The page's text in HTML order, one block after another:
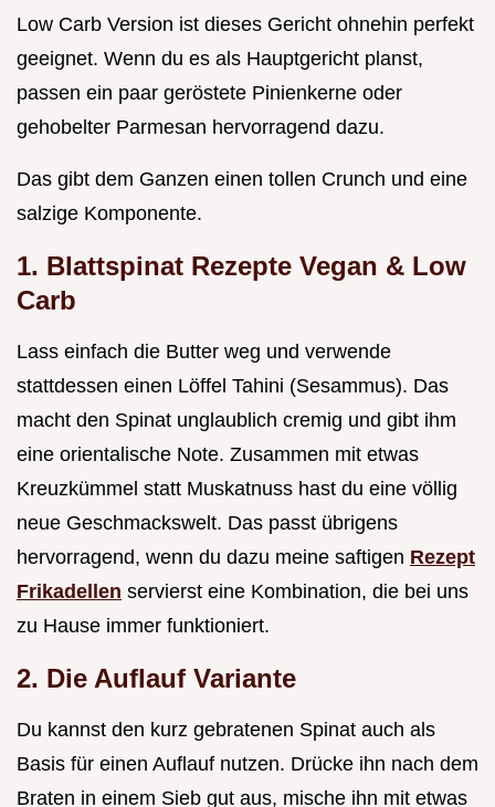
Low Carb Version ist dieses Gericht ohnehin perfekt
geeignet. Wenn du es als Hauptgericht planst,
passen ein paar geröstete Pinienkerne oder
gehobelter Parmesan hervorragend dazu.
Das gibt dem Ganzen einen tollen Crunch und eine
salzige Komponente.
1. Blattspinat Rezepte Vegan & Low
Carb
Lass einfach die Butter weg und verwende
stattdessen einen Löffel Tahini (Sesammus). Das
macht den Spinat unglaublich cremig und gibt ihm
eine orientalische Note. Zusammen mit etwas
Kreuzkümmel statt Muskatnuss hast du eine völlig
neue Geschmackswelt. Das passt übrigens
hervorragend, wenn du dazu meine saftigen Rezept
Frikadellen servierst eine Kombination, die bei uns
zu Hause immer funktioniert.
2. Die Auflauf Variante
Du kannst den kurz gebratenen Spinat auch als
Basis für einen Auflauf nutzen. Drücke ihn nach dem
Braten in einem Sieb gut aus, mische ihn mit etwas